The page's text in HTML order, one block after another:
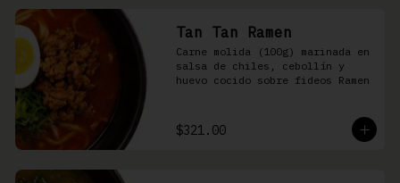
Tan Tan Ramen
Carne molida (100g) marinada en
salsa de chiles, cebollín y
huevo cocido sobre fideos Ramen
$321.00